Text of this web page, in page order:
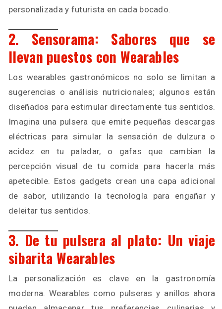
personalizada y futurista en cada bocado.
2. Sensorama: Sabores que se
llevan puestos con Wearables
Los wearables gastronómicos no solo se limitan a
sugerencias o análisis nutricionales; algunos están
diseñados para estimular directamente tus sentidos.
Imagina una pulsera que emite pequeñas descargas
eléctricas para simular la sensación de dulzura o
acidez en tu paladar, o gafas que cambian la
percepción visual de tu comida para hacerla más
apetecible. Estos gadgets crean una capa adicional
de sabor, utilizando la tecnología para engañar y
deleitar tus sentidos.
3. De tu pulsera al plato: Un viaje
sibarita Wearables
La personalización es clave en la gastronomía
moderna. Wearables como pulseras y anillos ahora